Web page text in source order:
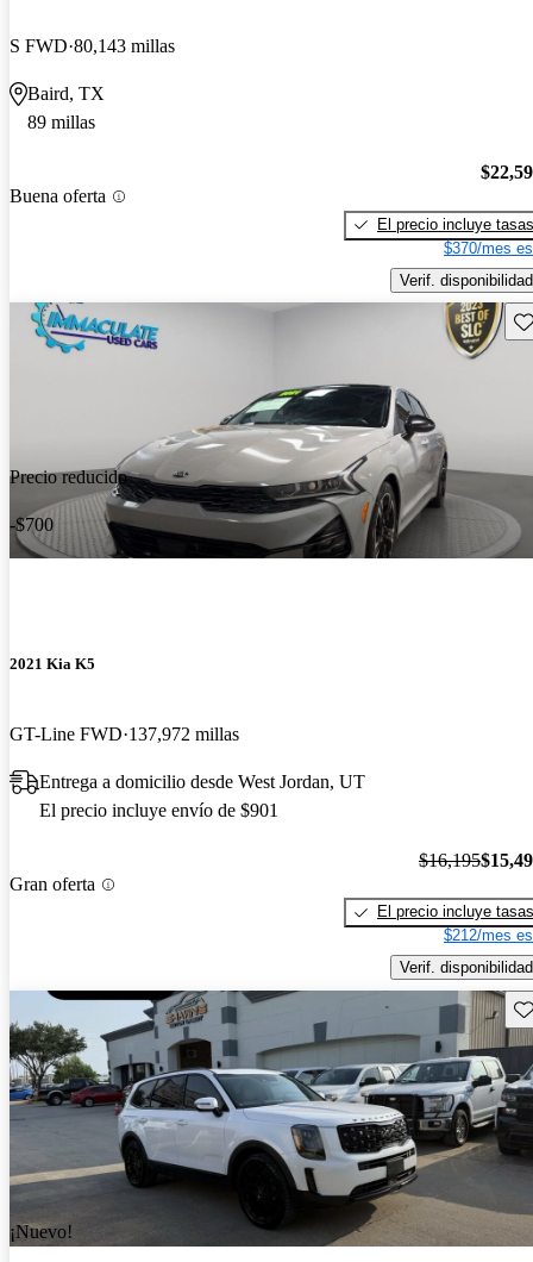
S FWD 80,143 millas
Baird, TX
89 millas
Buena oferta
El precio incluye tasas
$370/mes
Verif. disponibilidad
Precio reducido
-$700
2021 Kia K5
GT-Line FWD 137,972 millas
Entrega a domicilio desde West Jordan, UT
El precio incluye envío de $901
Gran oferta
$16,195
El precio incluye tasas
$212/mes
Verif. disponibilidad
¡Nuevo!